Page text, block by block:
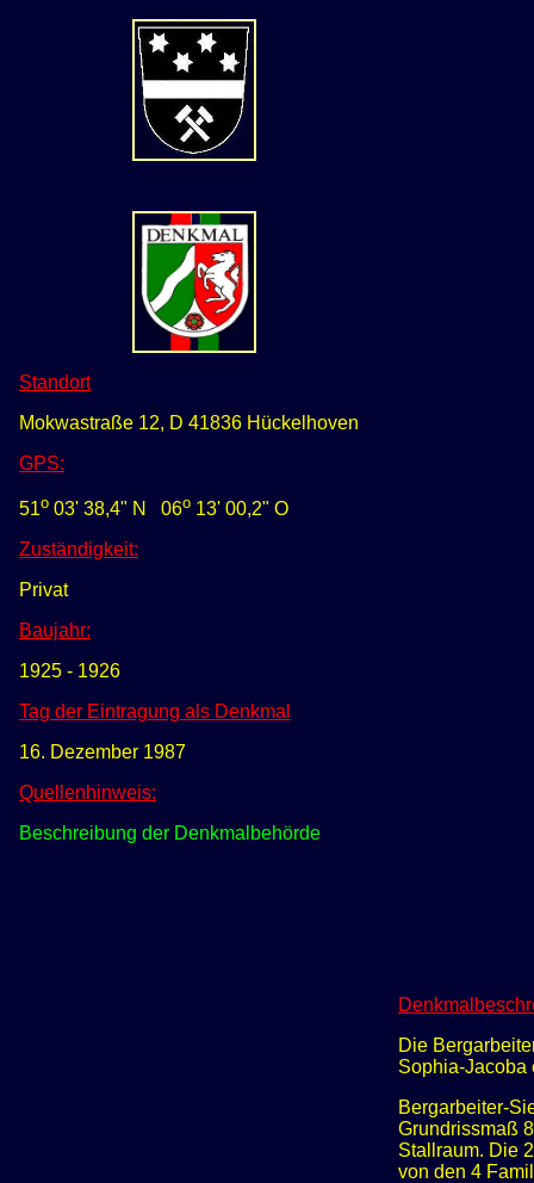
Standort
Mokwastraße 12, D 41836 Hückelhoven
GPS:
51o 03' 38,4" N 06o 13' 00,2" O
Zuständigkeit:
Privat
Baujahr:
1925 - 1926
Tag der Eintragung als Denkmal
16. Dezember 1987
Quellenhinweis:
Beschreibung der Denkmalbehörde
Die
Sophia-Jacoba
Bergarbeiter-
Grundrissmaß
Stallraum. Die
von den 4